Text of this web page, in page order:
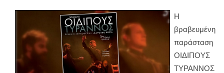
Η
βραβευμένη
παράσταση
ΟΙΔΙΠΟΥΣ
ΤΥΡΑΝΝΟΣ